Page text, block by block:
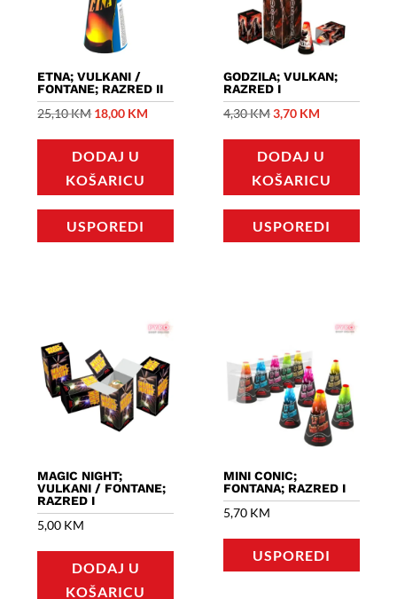
ETNA; VULKANI /
FONTANE; RAZRED II
25,10KM Izvorna
bila
je:
18,00 KM
DODAJ U
KOŠARICU
USPOREDI
GODZILA; VULKAN;
RAZRED I
4,30KMIzvorna
bila
je:
3,70 KM
je:
3,70 KM.
DODAJ U
KOŠARICU
USPOREDI
MAGIC NIGHT;
VULKANI / FONTANE;
RAZRED I
5,00 KM
DODAJ U
KOŠARICU
MINI CONIC;
FONTANA; RAZRED I
5,70 KM
USPOREDI